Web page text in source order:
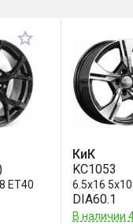
ET40
КиК
KC1053
6.5x16
DIA60.1
В наличии